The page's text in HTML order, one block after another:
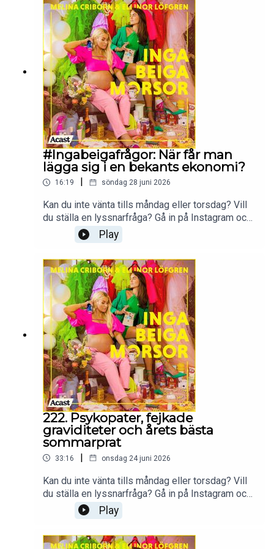
#Ingabeigafrågor: När får man
lägga sig i en bekants ekonomi?
16:19 söndag 28 juni 2026
Kan du inte vänta tills måndag eller torsdag? Vill
du ställa en lyssnarfråga? Gå in på Instagram och
följ Ellinor och Melina
på:@melina.criborn@ellinorlofgrenProduceras av
More Than Words
Play
222. Psykopater, fejkade
graviditeter och årets bästa
sommarprat
33:16 | onsdag 24 juni 2026
Kan du inte vänta tills måndag eller torsdag? Vill
du ställa en lyssnarfråga? Gå in på Instagram och
följ Ellinor och Melina
på:@melina.criborn@ellinorlofgrenProduceras av
Play